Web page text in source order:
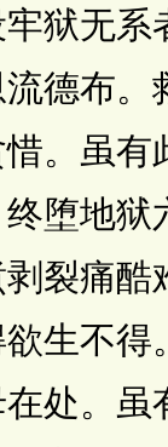
狱无系
德布。
。虽有
堕地狱
裂痛酷
生不得
处。虽